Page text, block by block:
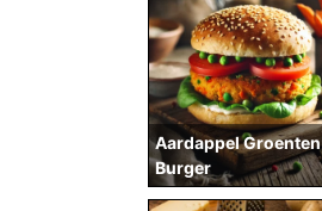
Aardappel Groenten
Burger